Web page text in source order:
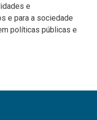
e
e para a sociedade
políticas públicas e